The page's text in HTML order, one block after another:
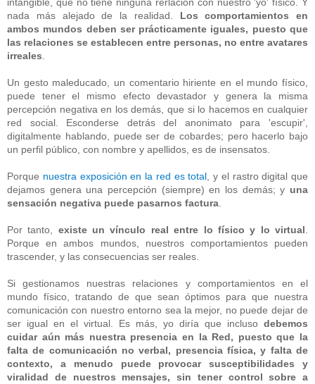
intangible, que no tiene ninguna rerlación con nuestro 'yo' físico. Y
nada más alejado de la realidad. Los comportamientos en
ambos mundos deben ser prácticamente iguales, puesto que
las relaciones se establecen entre personas, no entre avatares
irreales.
Un gesto maleducado, un comentario hiriente en el mundo físico,
puede tener el mismo efecto devastador y genera la misma
percepción negativa en los demás, que si lo hacemos en cualquier
red social. Esconderse detrás del anonimato para 'escupir',
digitalmente hablando, puede ser de cobardes; pero hacerlo bajo
un perfil público, con nombre y apellidos, es de insensatos.
Porque nuestra exposición en la red es total, y el rastro digital que
dejamos genera una percepción (siempre) en los demás; y una
sensación negativa puede pasarnos factura.
Por tanto, existe un vínculo real entre lo físico y lo virtual.
Porque en ambos mundos, nuestros comportamientos pueden
trascender, y las consecuencias ser reales.
Si gestionamos nuestras relaciones y comportamientos en el
mundo físico, tratando de que sean óptimos para que nuestra
comunicación con nuestro entorno sea la mejor, no puede dejar de
ser igual en el virtual. Es más, yo diría que incluso debemos
cuidar aún más nuestra presencia en la Red, puesto que la
falta de comunicación no verbal, presencia física, y falta de
contexto, a menudo puede provocar susceptibilidades y
viralidad de nuestros mensajes, sin tener control sobre a